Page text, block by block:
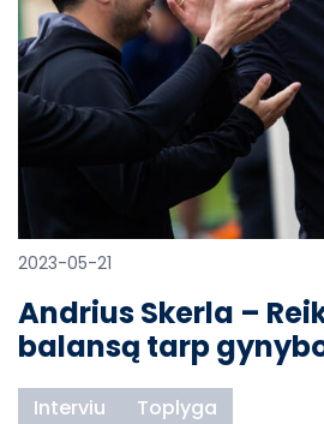
2023-05-21
Andrius Skerla –
balansą tarp
Interviu Toplyga